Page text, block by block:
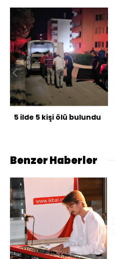
5 ilde 5 kişi ölü bulundu
Benzer Haberler